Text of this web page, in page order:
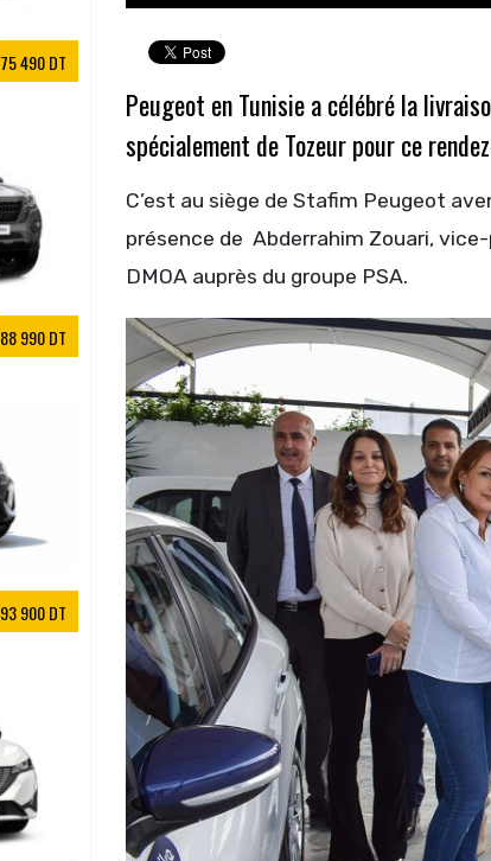
Peugeot en Tunisie a célébré la
spécialement de Tozeur pour ce
C’est au siège de Stafim Peugeot
présence de Abderrahim Zouari,
DMOA auprès du groupe PSA.
75 490 DT
88 990 DT
93 900 DT